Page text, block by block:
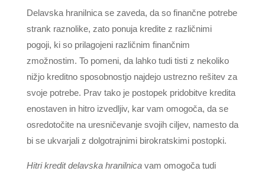
Delavska hranilnica se zaveda, da so finančne potrebe
strank raznolike, zato ponuja kredite z različnimi
pogoji, ki so prilagojeni različnim finančnim
zmožnostim. To pomeni, da lahko tudi tisti z nekoliko
nižjo kreditno sposobnostjo najdejo ustrezno rešitev za
svoje potrebe. Prav tako je postopek pridobitve kredita
enostaven in hitro izvedljiv, kar vam omogoča, da se
osredotočite na uresničevanje svojih ciljev, namesto da
bi se ukvarjali z dolgotrajnimi birokratskimi postopki.
Hitri kredit delavska hranilnicavam omogoča tudi